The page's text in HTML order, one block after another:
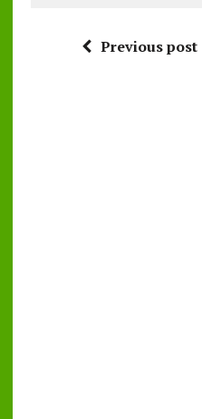
Previous post